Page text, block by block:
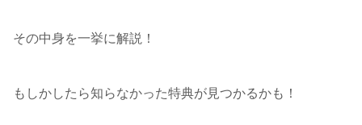
その中身を一挙に解説！
もしかしたら知らなかった特典が見つかるかも！